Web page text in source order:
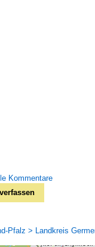
Kommentare
Pfalz > Landkreis